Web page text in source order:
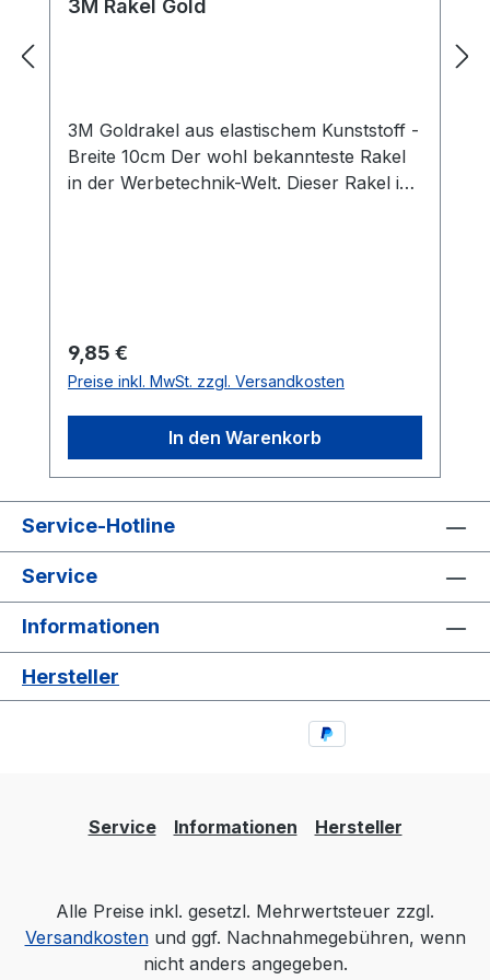
3M Rakel Gold
3M Goldrakel aus elastischem Kunststoff -
Breite 10cm Der wohl bekannteste Rakel
in der Werbetechnik-Welt. Dieser Rakel ist
gebogenen Oberflächen wie
Autoscheiben und KFZ-Karosserien.
Eigenschaften: stabil hitzebeständig
elastisch hervorragende
Gleiteigenschaften
Regulärer Preis:
9,85 €
Preise inkl. MwSt. zzgl. Versandkosten
In den Warenkorb
Service-Hotline
Service
Informationen
Hersteller
Service Informationen Hersteller
Alle Preise inkl. gesetzl. Mehrwertsteuer zzgl.
Versandkostenund ggf. Nachnahmegebühren, wenn
nicht anders angegeben.